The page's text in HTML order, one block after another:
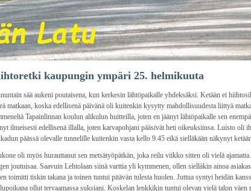
kaupungin ympäri 25. helmikuuta
sää aukeni poutaisena, kun kerkesin lähtöpaikalle yhdeksäksi. Ketään ei
matkaan, koska edellisenä päivänä oli kuitenkin kysytty mahdollisuudesta liittyä
Tapainlinnan koulun alikulun huitteilla, joten en jäänyt lähtöpaikalle sen
ilmeisesti edellisenä illalla, joten karvapohjani pääsivät heti oikeuksiinsa. Luisto oli
päässä olevalle tunnelille kuitenkin vasta kello 9.45 eikä sielläkään näkynyt
oli myös hurauttanut sen metsätyöpätkän, joka reilu viikko sitten oli vielä
joutuisaa. Saavuin Lehtolaan siinä varttia yli kymmenen, ollen sielläkin ainoa
toimitti tiskin takana ja toinen tuntui pitävän tulesta huolen. Juttua syntyi heidän
ollut tervaamassa suksiani. Koskelan lenkkikin tuntui olevan vielä talon